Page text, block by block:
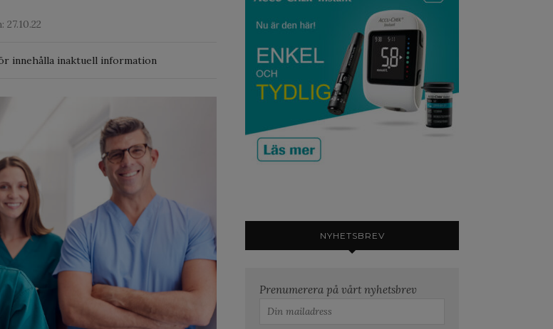
27.10.22
innehålla inaktuell information
NYHETSBREV
Prenumerera på vårt nyhetsbrev